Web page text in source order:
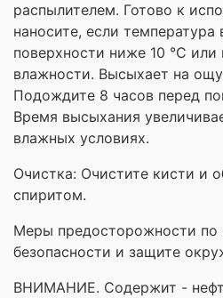
распылителем. Готово к
наносите, если температура
поверхности ниже 10 °C
влажности. Высыхает на
Подождите 8 часов перед
Время высыхания
влажных условиях.
Очистка: Очистите кисти и
спиритом.
Меры предосторожности по
безопасности и защите
ВНИМАНИЕ. Содержит -